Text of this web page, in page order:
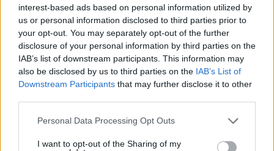
interest-based ads based on personal information utilized by
us or personal information disclosed to third parties prior to
your opt-out. You may separately opt-out of the further
disclosure of your personal information by third parties on the
IAB’s list of downstream participants. This information may
also be disclosed by us to third parties on the IAB’s List of
Downstream Participants that may further disclose it to other
Please note that this website/app uses one or more Google
not limited to your visit or usage behaviour. You may click to
Personal Data Processing Opt Outs
I want to opt-out of the Sharing of my
que pueden ayudarte a aminorar las cargas de
trabajo en tu negocio o empresa para que
puedas ofrecer a tus clientes la seguridad y el
apoyo que merecen. Llega la transformación
digital para quedarse. Menú digital QR para el
Nuestra carta digital es la forma más sencilla y